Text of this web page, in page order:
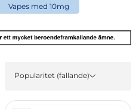
Vapes med 10mg
Popularitet (fallande)